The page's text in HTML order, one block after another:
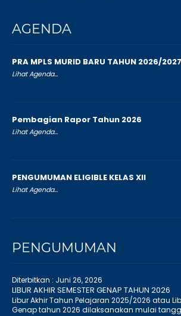
AGENDA
PRA MPLS MURID BARU TAHUN 2026/2027
Lihat Agenda...
Pembagian Rapor Tahun 2026
Lihat Agenda...
PENGUMUMAN ELIGIBLE KELAS XII
Lihat Agenda...
PENGUMUMAN
Diterbitkan : Juni 26, 2026
LIBUR AKHIR SEMESTER GENAP TAHUN 2026
Libur Akhir Tahun Pelajaran 2025/2026 atau
Genap tahun 2026 dilaksanakan mulai